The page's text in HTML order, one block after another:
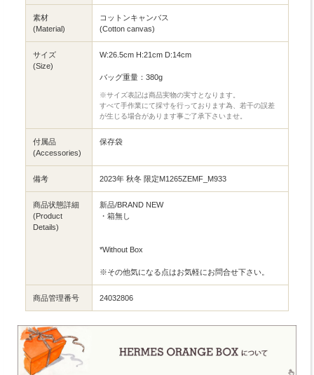
素材
(Material)
コットンキャンバス
(Cotton canvas)
サイズ
(Size)
W:26.5cm H:21cm D:14cm
バッグ重量：380g
※サイズ表記は商品実物の実寸となります。
すべて手作業にて採寸を行っております為、若干の誤差
が生じる場合があります事ご了承下さいませ。
付属品
(Accessories)
保存袋
備考 2023年 秋冬 限定M1265ZEMF_M933
商品状態詳細
(Product
Details)
新品/BRAND NEW
・箱無し
*Without Box
※その他気になる点はお気軽にお問合せ下さい。
商品管理番号 24032806